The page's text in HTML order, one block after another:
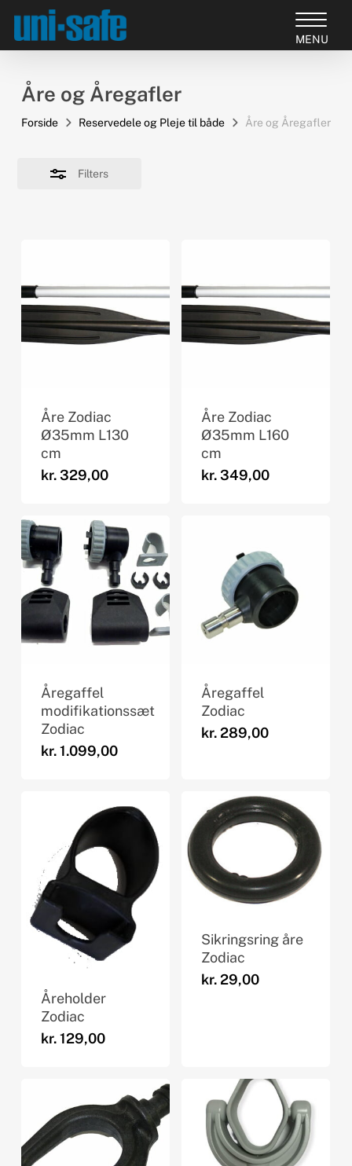
main
search
Åre og Åregafler
Forside Reservedele og Pleje til både Åre og Åregafler
Filters
Close
Filters
Åre Zodiac
Ø35mm L130
cm
kr.329,00
Åre Zodiac
Ø35mm L160
cm
kr.349,00
Åregaffel
modifikationssæt
Zodiac
kr.1.099,00
Åregaffel
Zodiac
kr.289,00
Åreholder
Zodiac
kr.129,00
Sikringsring åre
Zodiac
kr.29,00
Close